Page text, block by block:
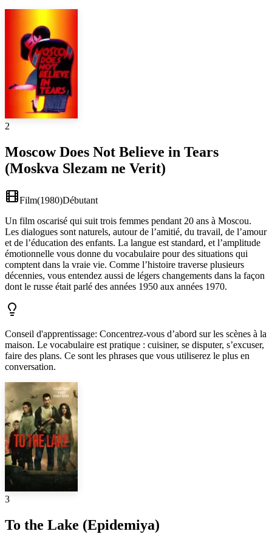
2
Moscow Does Not Believe in Tears
(Moskva Slezam ne Verit)
Film(1980)Débutant
Un film oscarisé qui suit trois femmes pendant 20 ans à Moscou.
Les dialogues sont naturels, autour de l’amitié, du travail, de l’amour
et de l’éducation des enfants. La langue est standard, et l’amplitude
émotionnelle vous donne du vocabulaire pour des situations qui
comptent dans la vraie vie. Comme l’histoire traverse plusieurs
décennies, vous entendez aussi de légers changements dans la façon
dont le russe était parlé des années 1950 aux années 1970.
Conseil d'apprentissage: Concentrez-vous d’abord sur les scènes à la
maison. Le vocabulaire est pratique : cuisiner, se disputer, s’excuser,
faire des plans. Ce sont les phrases que vous utiliserez le plus en
conversation.
3
To the Lake (Epidemiya)